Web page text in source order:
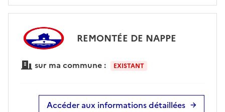
REMONTÉE DE NAPPE
sur ma commune : EXISTANT
Accéder aux informations détaillées